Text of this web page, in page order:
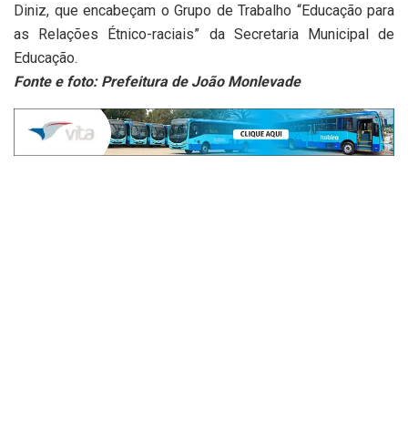
Diniz, que encabeçam o Grupo de Trabalho “Educação para
as Relações Étnico-raciais” da Secretaria Municipal de
Educação.
Fonte e foto: Prefeitura de João Monlevade